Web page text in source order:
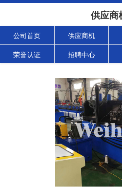
供应商
公司首页 供应商机
荣誉认证 招聘中心